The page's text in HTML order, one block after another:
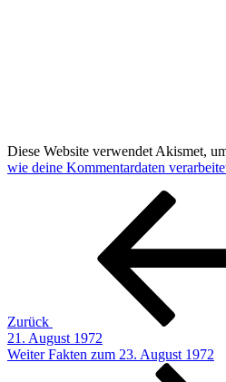
Diese Website verwendet Akismet,
wie deine Kommentardaten
Beitragsnavigation
Zurück
21. August 1972
Nächster
Weiter Fakten zum 23. August 1972